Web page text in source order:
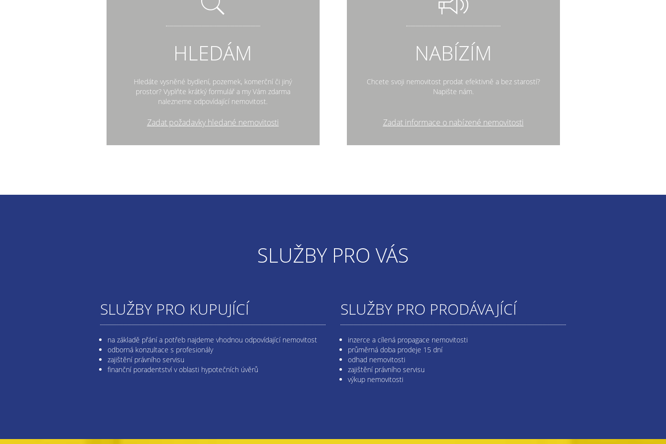
HLEDÁM
Hledáte vysněné bydlení, pozemek, komerční či jiný
prostor? Vyplňte krátký formulář a my Vám zdarma
nalezneme odpovídající nemovitost.
Zadat požadavky hledané nemovitosti
NABÍZÍM
Chcete svoji nemovitost prodat efektivně a bez starostí?
Napište nám.
Zadat informace o nabízené nemovitosti
SLUŽBY PRO VÁS
SLUŽBY PRO KUPUJÍCÍ
na základě přání a potřeb najdeme vhodnou odpovídající nemovitost
odborná konzultace s profesionály
zajištění právního servisu
finanční poradentství v oblasti hypotečních úvěrů
SLUŽBY PRO PRODÁVAJÍCÍ
inzerce a cílená propagace nemovitosti
průměrná doba prodeje 15 dní
odhad nemovitosti
zajištění právního servisu
výkup nemovitosti